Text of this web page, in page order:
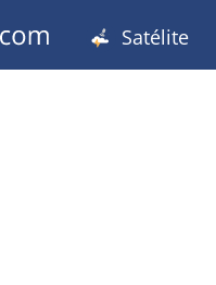
Satélite